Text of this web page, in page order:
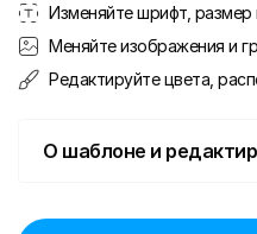
Изменяйте шрифт, размер
Меняйте изображения и
Редактируйте цвета,
О шаблоне и